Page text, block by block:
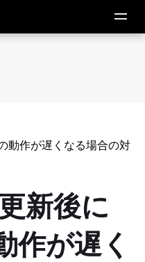
動作が遅くなる場合の対
新後に
作が遅く